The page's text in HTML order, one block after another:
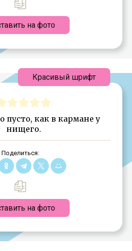
на фото
пусто, как в кармане у
нищего.
Поделиться:
на фото
Красивый шрифт